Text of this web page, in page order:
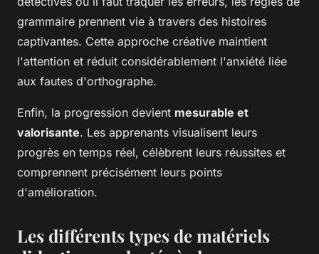
grammaire prennent vie à travers des histoires
captivantes. Cette approche créative maintient
l'attention et réduit considérablement l'anxiété liée
aux fautes d'orthographe.
Enfin, la progression devient mesurable et
valorisante. Les apprenants visualisent leurs
progrès en temps réel, célèbrent leurs réussites et
comprennent précisément leurs points
d'amélioration.
Les différents types de matériels